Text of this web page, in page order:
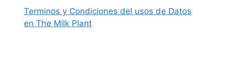
Terminos y Condiciones del usos de Datos
en The Milk Plant